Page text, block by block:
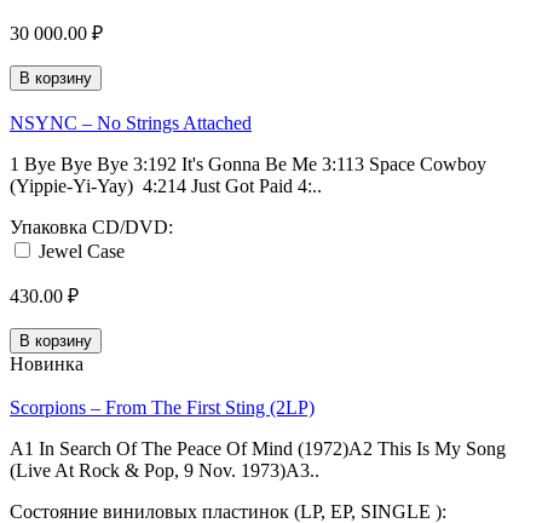
30 000.00 ₽
В корзину
NSYNC ‎– No Strings Attached
1 Bye Bye Bye 3:192 It's Gonna Be Me 3:113 Space Cowboy
(Yippie-Yi-Yay) 4:214 Just Got Paid 4:..
Упаковка CD/DVD:
Jewel Case
430.00 ₽
В корзину
Новинка
Scorpions – From The First Sting (2LP)
A1 In Search Of The Peace Of Mind (1972)A2 This Is My Song
(Live At Rock & Pop, 9 Nov. 1973)A3..
Состояние виниловых пластинок (LP, EP, SINGLE ):